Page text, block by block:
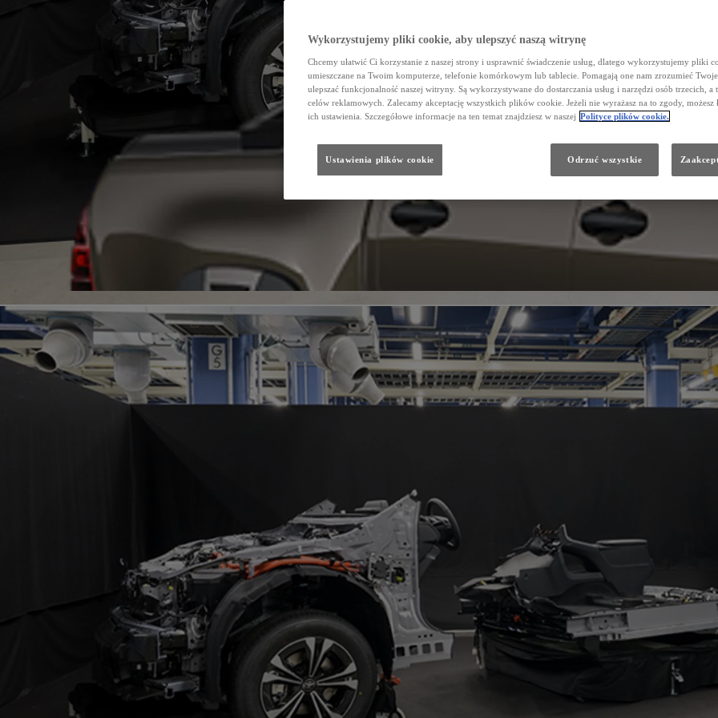
Wykorzystujemy pliki cookie, aby ulepszyć naszą witrynę
Chcemy ułatwić Ci korzystanie z naszej strony i usprawnić świadczenie usług, dlatego wykorzystujemy pliki
umieszczane na Twoim komputerze, telefonie komórkowym lub tablecie. Pomagają one nam zrozumieć
ulepszać funkcjonalność naszej witryny. Są wykorzystywane do dostarczania usług i narzędzi osób trzecich, a
celów reklamowych. Zalecamy akceptację wszystkich plików cookie. Jeżeli nie wyrażasz na to zgody, możesz
ich ustawienia. Szczegółowe informacje na ten temat znajdziesz w naszej Polityce plików cookie.
Ustawienia plików cookie Odrzuć wszystkie